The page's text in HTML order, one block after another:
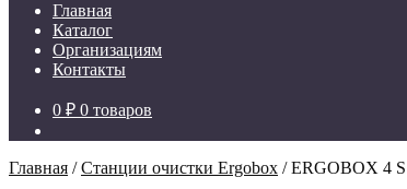
Главная
Каталог
Организациям
Контакты
0 ₽ 0 товаров
Главная /Станции очистки Ergobox /ERGOBOX 4 S